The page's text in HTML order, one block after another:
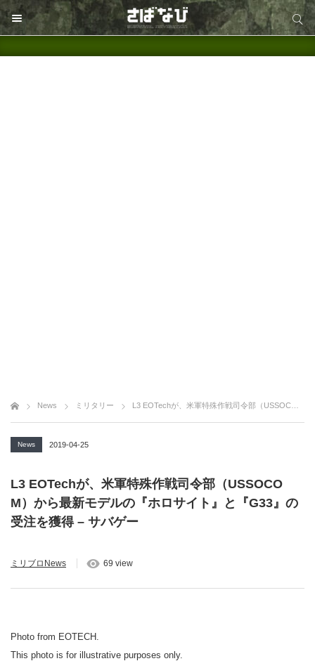
サイト内検索
News ミリタリー L3 EOTechが、米軍特殊作戦司令部（USSOCOM）から最新モデルの『ホロサイト』と『G33』の受注を獲得 – サバゲー
News 2019-04-25
L3 EOTechが、米軍特殊作戦司令部（USSOCO
M）から最新モデルの『ホロサイト』と『G33』の
受注を獲得 – サバゲー
ミリブロNews 69 view
Photo from EOTECH.
This photo is for illustrative purposes only.
サイト内検索